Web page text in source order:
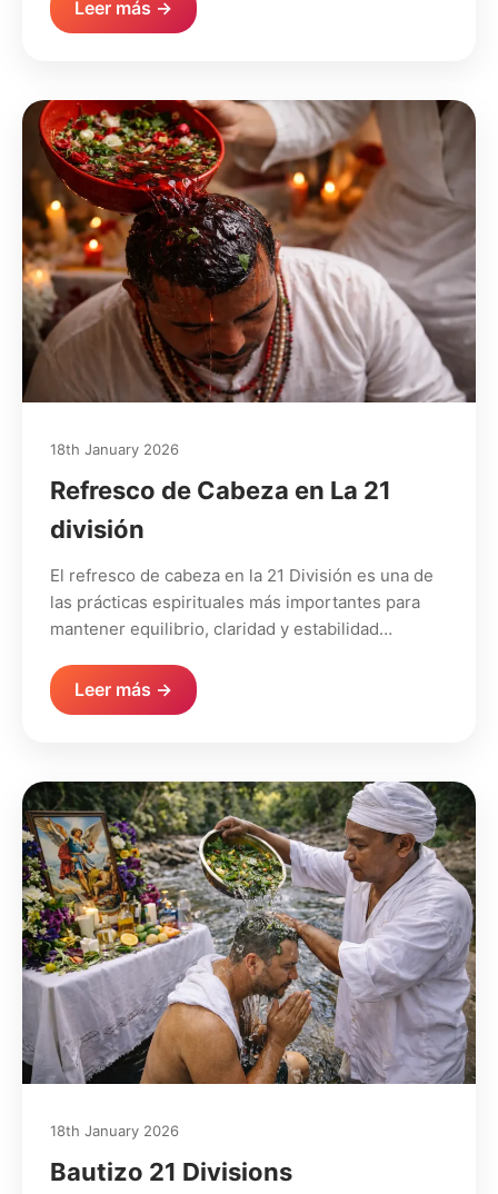
Leer más →
18th January 2026
Refresco de Cabeza en La 21
división
El refresco de cabeza en la 21 División es una de
las prácticas espirituales más importantes para
mantener equilibrio, claridad y estabilidad…
Leer más →
18th January 2026
Bautizo 21 Divisions